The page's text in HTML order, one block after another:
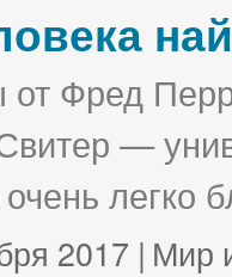
Фред
—
легко
2017 | Мир